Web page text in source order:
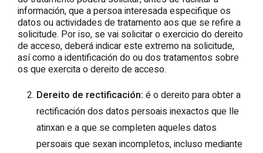
información, que a persoa interesada especifique os
datos ou actividades de tratamento aos que se refire a
solicitude. Por iso, se vai solicitar o exercicio do dereito
de acceso, deberá indicar este extremo na solicitude,
así como a identificación do ou dos tratamentos sobre
os que exercita o dereito de acceso.
Dereito de rectificación:é o dereito para obter a
rectificación dos datos persoais inexactos que lle
atinxan e a que se completen aqueles datos
persoais que sexan incompletos, incluso mediante